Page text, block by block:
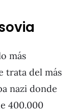
más
trata del más
nazi donde
400.000